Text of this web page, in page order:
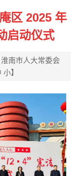
区 2025 年
启动仪式
南市人大常委会
小】